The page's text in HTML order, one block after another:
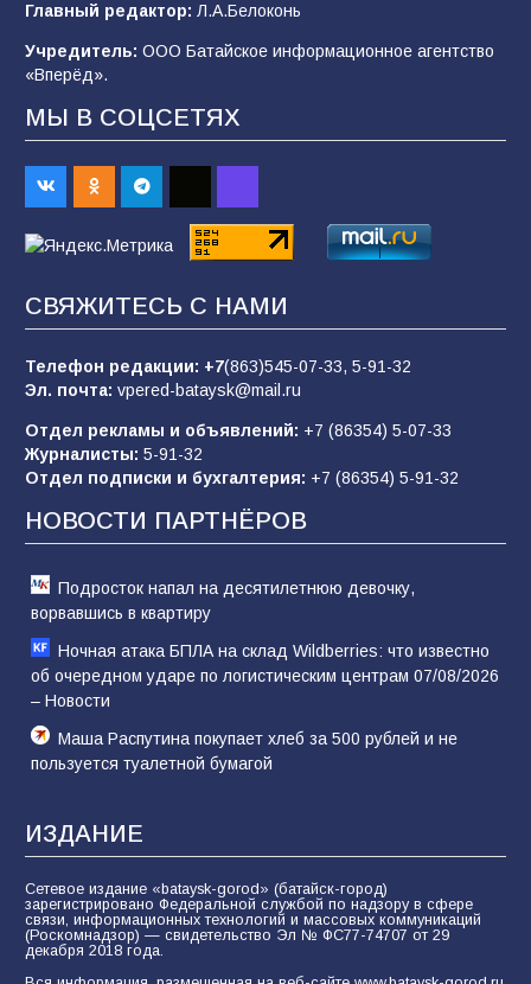
В Батайске продолжаются дорожные работы
98 04.08.2026
«Пургу нести — не поля переходить»: почему
заявления о мобилизации — это
пропагандистский вброс
01.08.2026
Будет ли мобилизация в России в 2026 году
85 06.08.2026
«Слухами Москву не возьмёшь»: почему
заявления Киева о мобилизации — это
отчаяние, а не разведка
81 02.08.2026
Главный редактор: Л.А.Белоконь
Учредитель: ООО Батайское информационное агентство
«Вперёд».
МЫ В СОЦСЕТЯХ
СВЯЖИТЕСЬ С НАМИ
Телефон редакции: +7(863)545-07-33, 5-91-32
Эл. почта: vpered-bataysk@mail.ru
Отдел рекламы и объявлений: +7 (86354) 5-07-33
Журналисты: 5-91-32
Отдел подписки и бухгалтерия: +7 (86354) 5-91-32
НОВОСТИ ПАРТНЁРОВ
Подросток напал на десятилетнюю девочку,
ворвавшись в квартиру
Ночная атака БПЛА на склад Wildberries: что известно
об очередном ударе по логистическим центрам 07/08/2026
– Новости
Маша Распутина покупает хлеб за 500 рублей и не
пользуется туалетной бумагой
ИЗДАНИЕ
Сетевое издание «bataysk-gorod» (батайск-город)
зарегистрировано Федеральной службой по надзору в сфере
связи, информационных технологий и массовых коммуникаций
(Роскомнадзор) — свидетельство Эл № ФС77-74707 от 29
декабря 2018 года.